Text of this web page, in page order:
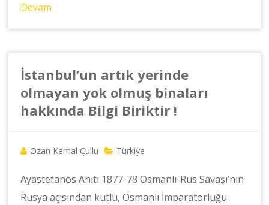
Devam
İstanbul’un artık yerinde
olmayan yok olmuş binaları
hakkında Bilgi Biriktir !
Ozan Kemal Çullu Türkiye
Ayastefanos Anıtı 1877-78 Osmanlı-Rus Savaşı’nın
Rusya açısından kutlu, Osmanlı İmparatorluğu